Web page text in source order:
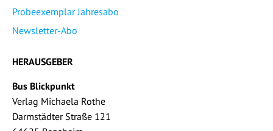
Probeexemplar Jahresabo
Newsletter-Abo
HERAUSGEBER
Bus Blickpunkt
Verlag Michaela Rothe
Darmstädter Straße 121